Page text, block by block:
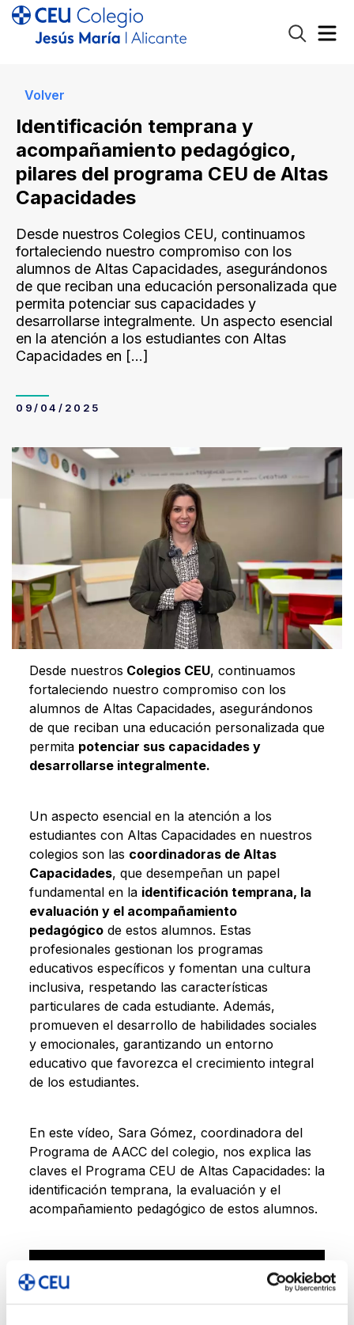
Volver
Identificación temprana y
acompañamiento pedagógico,
pilares del programa CEU de Altas
Capacidades
Desde nuestros Colegios CEU, continuamos
fortaleciendo nuestro compromiso con los
alumnos de Altas Capacidades, asegurándonos
de que reciban una educación personalizada que
permita potenciar sus capacidades y
desarrollarse integralmente. Un aspecto esencial
en la atención a los estudiantes con Altas
Capacidades en […]
09/04/2025
Desde nuestros Colegios CEU, continuamos
fortaleciendo nuestro compromiso con los
alumnos de Altas Capacidades, asegurándonos
de que reciban una educación personalizada que
permita potenciar sus capacidades y
desarrollarse integralmente.
Un aspecto esencial en la atención a los
estudiantes con Altas Capacidades en nuestros
colegios son las coordinadoras de Altas
Capacidades, que desempeñan un papel
fundamental en la identificación temprana, la
evaluación y el acompañamiento
pedagógicode estos alumnos. Estas
profesionales gestionan los programas
educativos específicos y fomentan una cultura
inclusiva, respetando las características
particulares de cada estudiante. Además,
promueven el desarrollo de habilidades sociales
y emocionales, garantizando un entorno
educativo que favorezca el crecimiento integral
de los estudiantes.
En este vídeo, Sara Gómez, coordinadora del
Programa de AACC del colegio, nos explica las
claves el Programa CEU de Altas Capacidades: la
identificación temprana, la evaluación y el
acompañamiento pedagógico de estos alumnos.